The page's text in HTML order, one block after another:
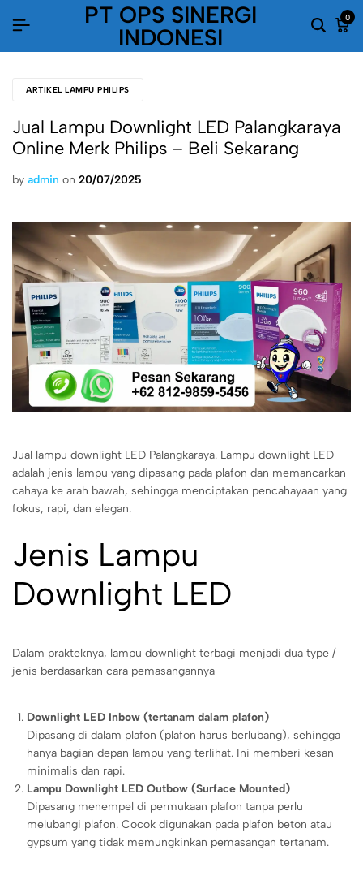
PT OPS SINERGI
INDONESI
0
ARTIKEL LAMPU PHILIPS
Jual Lampu Downlight LED Palangkaraya
Online Merk Philips – Beli Sekarang
by admin on 20/07/2025
Jual lampu downlight LED Palangkaraya. Lampu downlight LED
adalah jenis lampu yang dipasang pada plafon dan memancarkan
cahaya ke arah bawah, sehingga menciptakan pencahayaan yang
fokus, rapi, dan elegan.
Jenis Lampu
Downlight LED
Dalam prakteknya, lampu downlight terbagi menjadi dua type /
jenis berdasarkan cara pemasangannya
Downlight LED Inbow (tertanam dalam plafon)
Dipasang di dalam plafon (plafon harus berlubang), sehingga
hanya bagian depan lampu yang terlihat. Ini memberi kesan
minimalis dan rapi.
Lampu Downlight LED Outbow (Surface Mounted)
Dipasang menempel di permukaan plafon tanpa perlu
melubangi plafon. Cocok digunakan pada plafon beton atau
gypsum yang tidak memungkinkan pemasangan tertanam.